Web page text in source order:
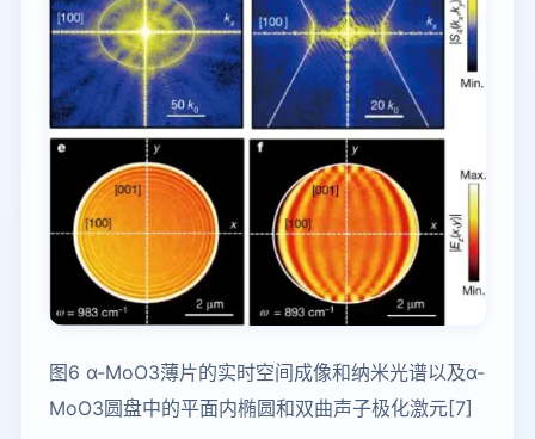
图6 α-MoO3薄片的实时空间成像和纳米光谱以及α-
MoO3圆盘中的平面内椭圆和双曲声子极化激元[7]